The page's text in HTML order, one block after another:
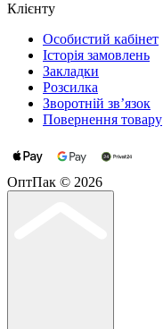
Клієнту
Особистий кабінет
Історія замовлень
Закладки
Розсилка
Зворотній зв’язок
Повернення товару
ОптПак © 2026